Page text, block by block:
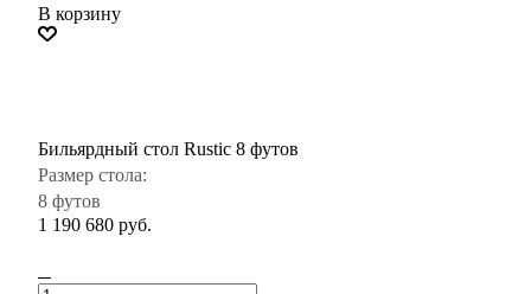
В корзину
Бильярдный стол Rustic 8 футов
Размер стола:
8 футов
1 190 680 руб.